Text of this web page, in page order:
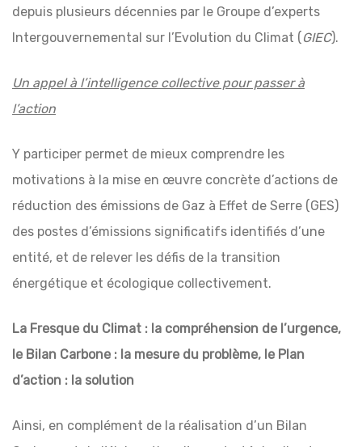
depuis plusieurs décennies par le Groupe d’experts
Intergouvernemental sur l’Evolution du Climat (GIEC).
Un appel à l’intelligence collective pour passer à
l’action
Y participer permet de mieux comprendre les
motivations à la mise en œuvre concrète d’actions de
réduction des émissions de Gaz à Effet de Serre (GES)
des postes d’émissions significatifs identifiés d’une
entité, et de relever les défis de la transition
énergétique et écologique collectivement.
La Fresque du Climat : la compréhension de l’urgence,
le Bilan Carbone : la mesure du problème, le Plan
d’action : la solution
Ainsi, en complément de la réalisation d’un Bilan